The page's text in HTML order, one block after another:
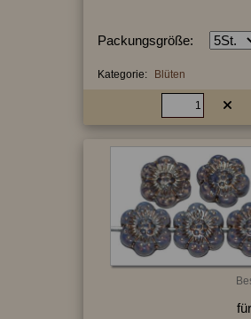
Packungsgröße:
Kategorie: Blüten
für